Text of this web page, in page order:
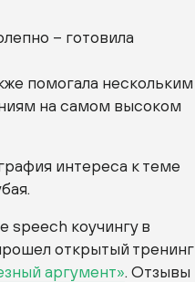
– готовила
помогала нескольким
на самом высоком
интереса к теме
speech коучингу в
открытый тренинг
аргумент». Отзывы